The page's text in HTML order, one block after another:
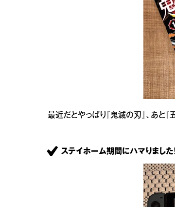
最近だとやっぱり『鬼滅の刃』、あと
ステイホーム期間にハマりました